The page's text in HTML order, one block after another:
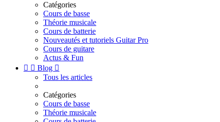
Catégories
Cours de basse
Théorie musicale
Cours de batterie
Nouveautés et tutoriels Guitar Pro
Cours de guitare
Actus & Fun
  Blog 
Tous les articles
Catégories
Cours de basse
Théorie musicale